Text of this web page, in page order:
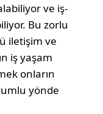
ve iş-
Bu zorlu
iletişim ve
iş yaşam
onların
yönde